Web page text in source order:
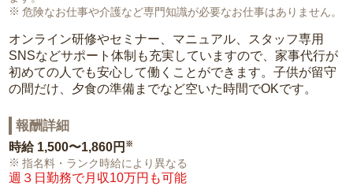
危険なお仕事や介護など専門知識が必要なお仕事はありません。
オンライン研修やセミナー、マニュアル、スタッフ専用
SNSなどサポート体制も充実していますので、家事代行が
初めての人でも安心して働くことができます。子供が留守
の間だけ、夕食の準備までなど空いた時間でOKです。
報酬詳細
時給 1,500〜1,860円 ※
指名料・ランク時給により異なる
週３日勤務で月収10万円も可能